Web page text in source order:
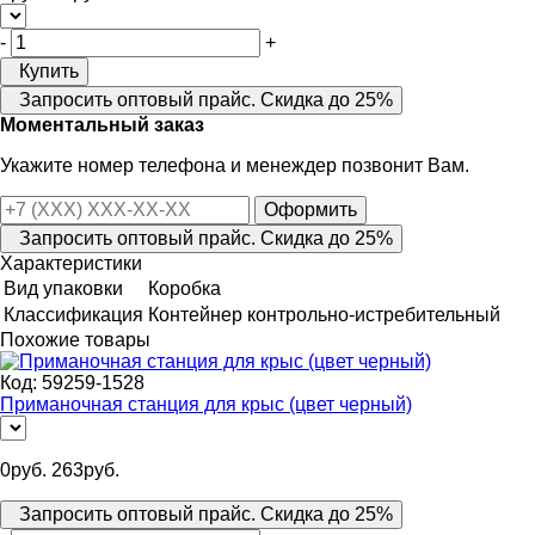
-
+
Купить
Запросить оптовый прайс. Скидка до 25%
Моментальный заказ
Укажите номер телефона и менеждер позвонит Вам.
Оформить
Запросить оптовый прайс. Скидка до 25%
Характеристики
Вид упаковки
Коробка
Классификация Контейнер контрольно-истребительный
Похожие товары
Код: 59259-1528
Приманочная станция для крыс (цвет черный)
0руб. 263руб.
Запросить оптовый прайс. Скидка до 25%